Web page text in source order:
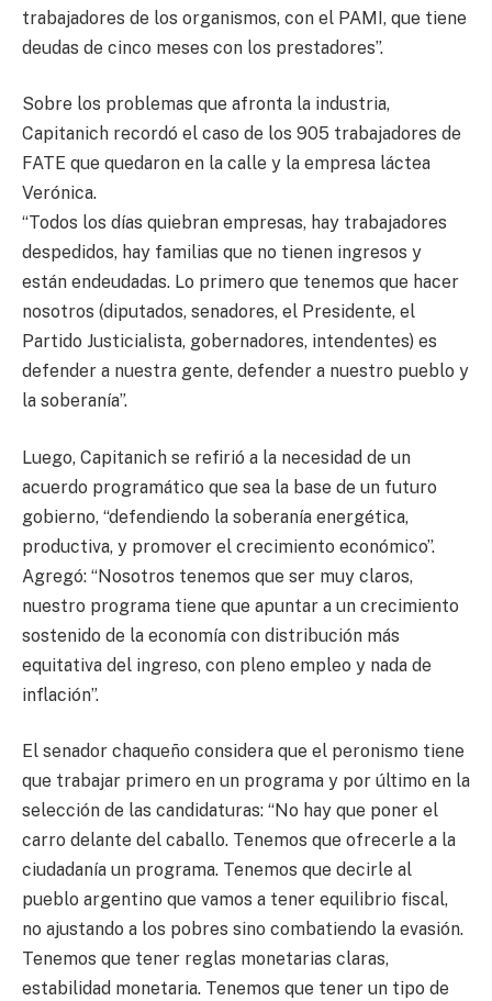
trabajadores de los organismos, con el PAMI, que tiene
deudas de cinco meses con los prestadores”.
Sobre los problemas que afronta la industria,
Capitanich recordó el caso de los 905 trabajadores de
FATE que quedaron en la calle y la empresa láctea
Verónica.
“Todos los días quiebran empresas, hay trabajadores
despedidos, hay familias que no tienen ingresos y
están endeudadas. Lo primero que tenemos que hacer
nosotros (diputados, senadores, el Presidente, el
Partido Justicialista, gobernadores, intendentes) es
defender a nuestra gente, defender a nuestro pueblo y
la soberanía”.
Luego, Capitanich se refirió a la necesidad de un
acuerdo programático que sea la base de un futuro
gobierno, “defendiendo la soberanía energética,
productiva, y promover el crecimiento económico”.
Agregó: “Nosotros tenemos que ser muy claros,
nuestro programa tiene que apuntar a un crecimiento
sostenido de la economía con distribución más
equitativa del ingreso, con pleno empleo y nada de
inflación”.
El senador chaqueño considera que el peronismo tiene
que trabajar primero en un programa y por último en la
selección de las candidaturas: “No hay que poner el
carro delante del caballo. Tenemos que ofrecerle a la
ciudadanía un programa. Tenemos que decirle al
pueblo argentino que vamos a tener equilibrio fiscal,
no ajustando a los pobres sino combatiendo la evasión.
Tenemos que tener reglas monetarias claras,
estabilidad monetaria. Tenemos que tener un tipo de